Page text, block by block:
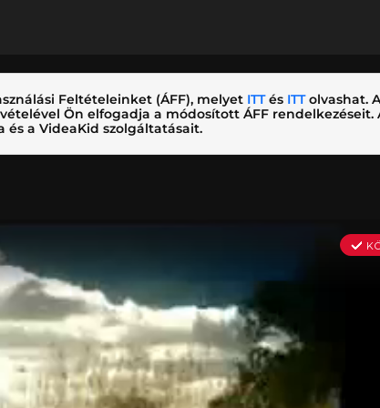
Feltételeinket (ÁFF), melyet ITTés ITTolvashat.
Ön elfogadja a módosított ÁFF
és a VideaKid szolgáltatásait.